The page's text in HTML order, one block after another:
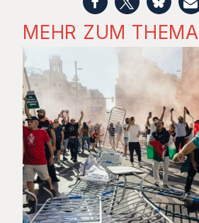
MEHR ZUM THEMA